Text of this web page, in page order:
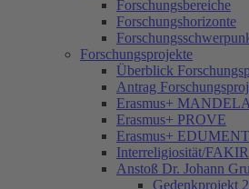
Forschungsbereiche
Forschungshorizonte
Forschungsprojekte
Überblick
Antrag
Erasmus+ MANDELA
Erasmus+ PROVE
Erasmus+
Interreligiosität/FAKIR
Anstoß Dr. Johann
Gedenkprojekt